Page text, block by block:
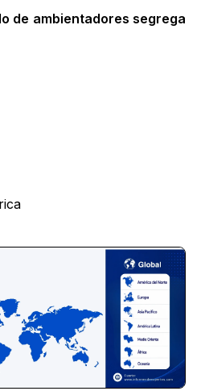
de ambientadores segrega